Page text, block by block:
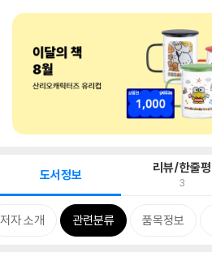
도서정보 리뷰/한줄평
3
저자 소개 관련분류 품목정보